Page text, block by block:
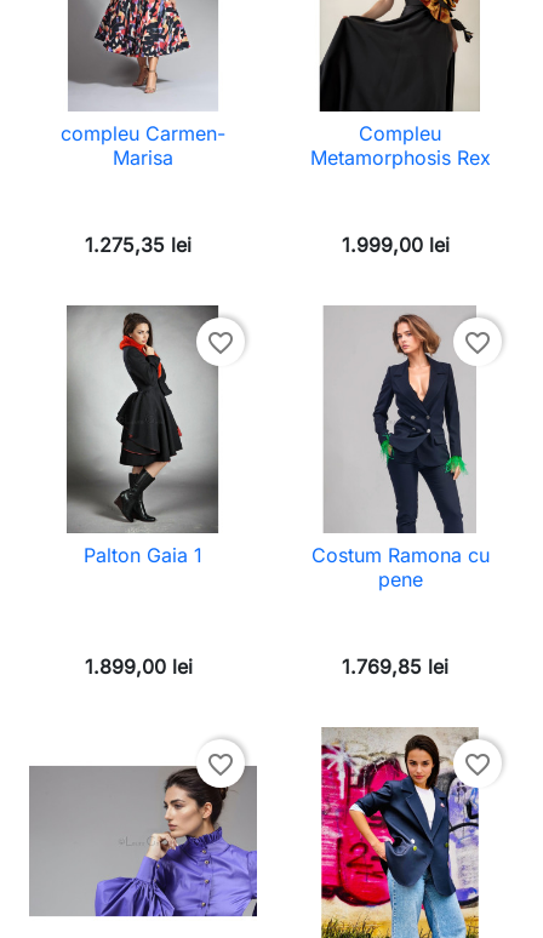
compleu Carmen-
Marisa
1.275,35 lei
Compleu
Metamorphosis Rex
1.999,00 lei
favorite_border
Palton Gaia 1
1.899,00 lei
favorite_border
Costum Ramona cu
pene
1.769,85 lei
favorite_border favorite_border